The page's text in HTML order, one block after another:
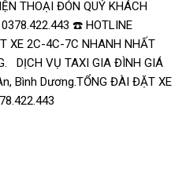
THOẠI ĐÓN QUÝ KHÁCH
☎️ HOTLINE
XE 2C-4C-7C NHANH NHẤT
DỊCH VỤ TAXI GIA ĐÌNH GIÁ
Bình Dương.TỔNG ĐÀI ĐẶT XE